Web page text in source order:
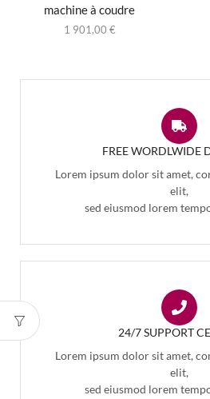
machine à coudre
1 901,00 €
FREE WORDLWIDE
Lorem ipsum dolor sit amet,
elit,
sed eiusmod lorem
24/7 SUPPORT
Lorem ipsum dolor sit amet,
elit,
sed eiusmod lorem